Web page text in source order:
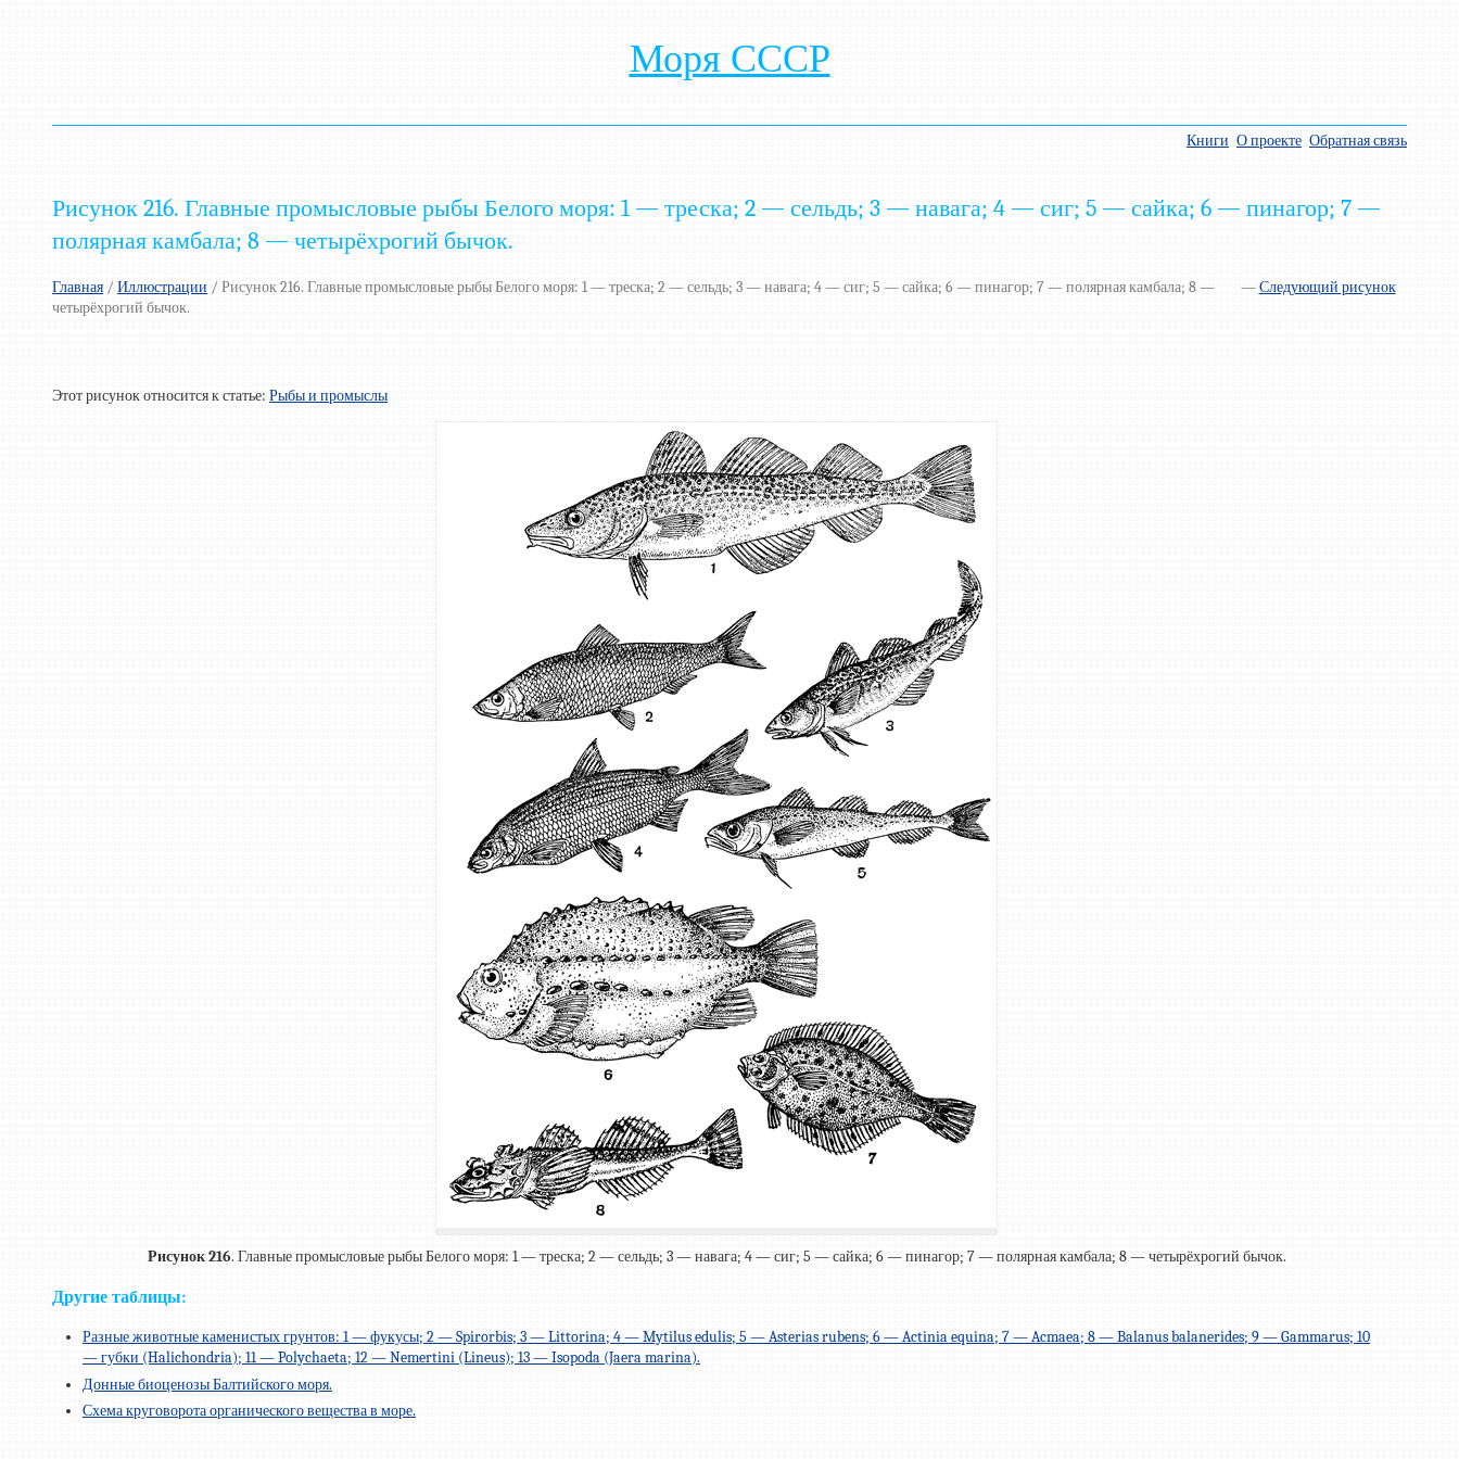
Моря СССР
Книги О проекте Обратная связь
Рисунок 216. Главные промысловые рыбы Белого моря: 1 — треска; 2 — сельдь; 3 — навага; 4 — сиг; 5 — сайка; 6 — пинагор; 7 —
полярная камбала; 8 — четырёхрогий бычок.
Главная / —Следующий рисунок
Иллюстрации / Рисунок 216. Главные промысловые рыбы Белого моря: 1 — треска; 2 — сельдь; 3 — навага; 4 — сиг; 5 — сайка; 6 — пинагор; 7 — полярная камбала; 8 —
четырёхрогий бычок.
Этот рисунок относится к статье: Рыбы и промыслы
Рисунок 216. Главные промысловые рыбы Белого моря: 1 — треска; 2 — сельдь; 3 — навага; 4 — сиг; 5 — сайка; 6 — пинагор; 7 — полярная камбала; 8 — четырёхрогий бычок.
Другие таблицы:
Разные животные каменистых грунтов: 1 — фукусы; 2 — Spirorbis; 3 — Littorina; 4 — Mytilus edulis; 5 — Asterias rubens; 6 — Actinia equina; 7 — Acmaea; 8 — Balanus balanerides; 9 — Gammarus; 10
— губки (Halichondria); 11 — Polychaeta; 12 — Nemertini (Lineus); 13 — Isopoda (Jaera marina).
Донные биоценозы Балтийского моря.
Схема круговорота органического вещества в море.